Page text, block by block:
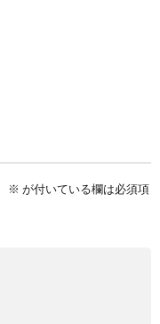
※ が付いている欄は必須項